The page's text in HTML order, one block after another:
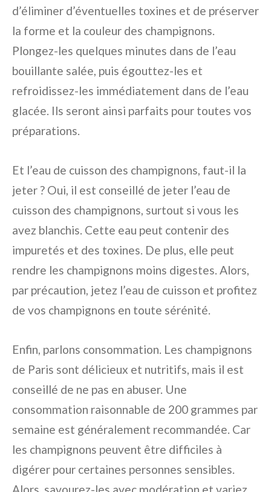
d’éliminer d’éventuelles toxines et de préserver
la forme et la couleur des champignons.
Plongez-les quelques minutes dans de l’eau
bouillante salée, puis égouttez-les et
refroidissez-les immédiatement dans de l’eau
glacée. Ils seront ainsi parfaits pour toutes vos
préparations.
Et l’eau de cuisson des champignons, faut-il la
jeter ? Oui, il est conseillé de jeter l’eau de
cuisson des champignons, surtout si vous les
avez blanchis. Cette eau peut contenir des
impuretés et des toxines. De plus, elle peut
rendre les champignons moins digestes. Alors,
par précaution, jetez l’eau de cuisson et profitez
de vos champignons en toute sérénité.
Enfin, parlons consommation. Les champignons
de Paris sont délicieux et nutritifs, mais il est
conseillé de ne pas en abuser. Une
consommation raisonnable de 200 grammes par
semaine est généralement recommandée. Car
les champignons peuvent être difficiles à
digérer pour certaines personnes sensibles.
Alors, savourez-les avec modération et variez